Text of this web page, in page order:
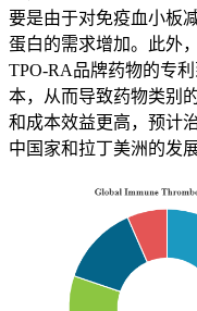
要是由于对免疫血小板
蛋白的需求增加。此外
TPO-RA品牌药物的专
本，从而导致药物类别
和成本效益更高，预计
中国家和拉丁美洲的发